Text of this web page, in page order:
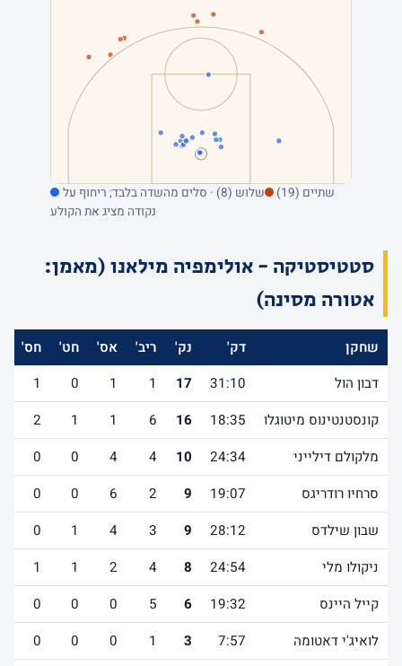
שתיים (19)
שלוש (8) · סלים מהשדה בלבד; ריחוף על
נקודה מציג את הקולע
סטטיסטיקה - אולימפיה מילאנו (מאמן:
אטורה מסינה)
שחקן דק' נק' ריב' אס' חט' חס'
דבון הול
31:10
17
1
1
0
1
קונסטנטינוס מיטוגלו
18:35
16
6
1
1
2
מלקולם דילייני
24:34
10
4
4
0
0
סרחיו רודריגס
19:07
9
2
6
0
0
שבון שילדס
28:12
9
3
4
1
0
ניקולו מלי
24:54
8
4
2
1
1
קייל היינס
19:32
6
5
0
0
0
לואיג'י דאטומה
7:57
3
1
0
0
0